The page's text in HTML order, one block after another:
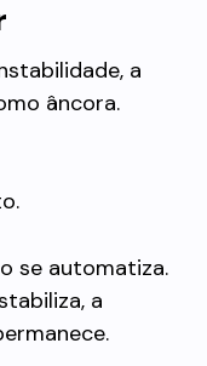
a
âncora.
se automatiza.
a